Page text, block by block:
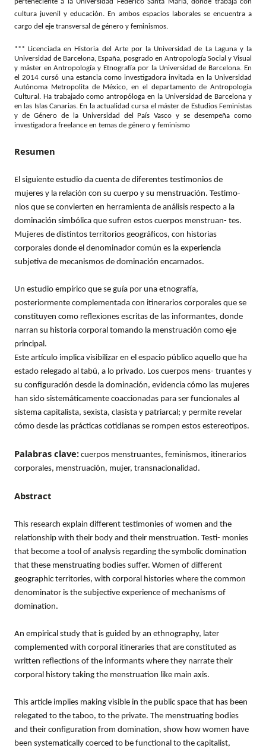
cultura juvenil y educación. En ambos espacios laborales se encuentra a
cargo del eje transversal de género y feminismos.
*** Licenciada en Historia del Arte por la Universidad de La Laguna y la
Universidad de Barcelona, España, posgrado en Antropología Social y Visual
y máster en Antropología y Etnografía por la Universidad de Barcelona. En
el 2014 cursó una estancia como investigadora invitada en la Universidad
Autónoma Metropolita de México, en el departamento de Antropología
Cultural. Ha trabajado como antropóloga en la Universidad de Barcelona y
en las Islas Canarias. En la actualidad cursa el máster de Estudios Feministas
y de Género de la Universidad del País Vasco y se desempeña como
investigadora freelance en temas de género y feminismo
Resumen
El siguiente estudio da cuenta de diferentes testimonios de
mujeres y la relación con su cuerpo y su menstruación. Testimo-
nios que se convierten en herramienta de análisis respecto a la
dominación simbólica que sufren estos cuerpos menstruan- tes.
Mujeres de distintos territorios geográficos, con historias
corporales donde el denominador común es la experiencia
subjetiva de mecanismos de dominación encarnados.
Un estudio empírico que se guía por una etnografía,
posteriormente complementada con itinerarios corporales que se
constituyen como reflexiones escritas de las informantes, donde
narran su historia corporal tomando la menstruación como eje
principal.
Este artículo implica visibilizar en el espacio público aquello que ha
estado relegado al tabú, a lo privado. Los cuerpos mens- truantes y
su configuración desde la dominación, evidencia cómo las mujeres
han sido sistemáticamente coaccionadas para ser funcionales al
sistema capitalista, sexista, clasista y patriarcal; y permite revelar
cómo desde las prácticas cotidianas se rompen estos estereotipos.
Palabras clave: cuerpos menstruantes, feminismos, itinerarios
corporales, menstruación, mujer, transnacionalidad.
Abstract
This research explain different testimonies of women and the
relationship with their body and their menstruation. Testi- monies
that become a tool of analysis regarding the symbolic domination
that these menstruating bodies suffer. Women of different
geographic territories, with corporal histories where the common
denominator is the subjective experience of mechanisms of
domination.
An empirical study that is guided by an ethnography, later
complemented with corporal itineraries that are constituted as
written reflections of the informants where they narrate their
corporal history taking the menstruation like main axis.
This article implies making visible in the public space that has been
relegated to the taboo, to the private. The menstruating bodies
and their configuration from domination, show how women have
been systematically coerced to be functional to the capitalist,